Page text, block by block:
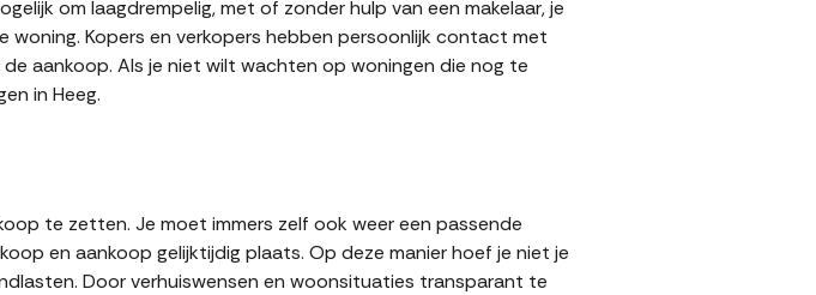
om laagdrempelig, met of zonder hulp van een makelaar, je
woning. Kopers en verkopers hebben persoonlijk contact met
aankoop. Als je niet wilt wachten op woningen die nog te
in Heeg.
te zetten. Je moet immers zelf ook weer een passende
en aankoop gelijktijdig plaats. Op deze manier hoef je niet je
Door verhuiswensen en woonsituaties transparant te